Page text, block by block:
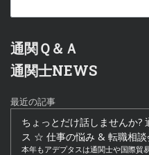
通関Ｑ＆Ａ
通関士NEWS
最近の記事
ちょっとだけ話しませんか?
ス ☆ 仕事の悩み & 転職相談
本年もアデプタスは通関士や国際貿